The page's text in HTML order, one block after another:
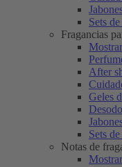
Sets
Fragancias
After
Geles
Sets
Notas de